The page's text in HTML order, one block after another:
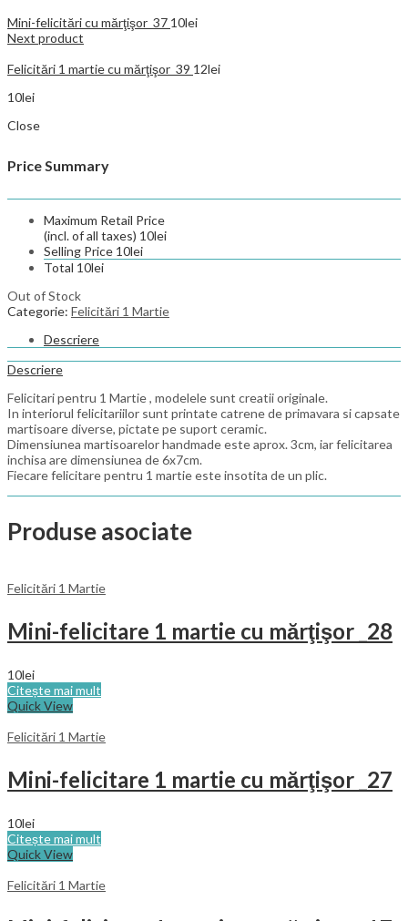
Mini-felicitări cu mărţişor_37 10lei
Next product
Felicitări 1 martie cu mărţişor_39 12lei
10lei
Close
Price Summary
Maximum Retail Price
(incl. of all taxes) 10lei
Selling Price 10lei
Total 10lei
Out of Stock
Categorie: Felicitări 1 Martie
Descriere
Descriere
Felicitari pentru 1 Martie , modelele sunt creatii originale.
In interiorul felicitariilor sunt printate catrene de primavara si capsate
martisoare diverse, pictate pe suport ceramic.
Dimensiunea martisoarelor handmade este aprox. 3cm, iar felicitarea
inchisa are dimensiunea de 6x7cm.
Fiecare felicitare pentru 1 martie este insotita de un plic.
Produse asociate
Felicitări 1 Martie
Mini-felicitare 1 martie cu mărţişor _28
10lei
Citește mai mult
Quick View
Felicitări 1 Martie
Mini-felicitare 1 martie cu mărţişor _27
10lei
Citește mai mult
Quick View
Felicitări 1 Martie